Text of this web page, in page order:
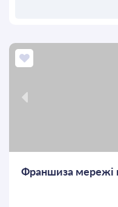
Франшиза мережі